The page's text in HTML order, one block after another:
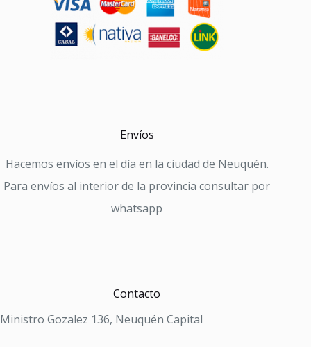
Envíos
Hacemos envíos en el día en la ciudad de Neuquén.
Para envíos al interior de la provincia consultar por
whatsapp
Contacto
Ministro Gozalez 136, Neuquén Capital